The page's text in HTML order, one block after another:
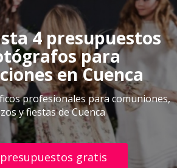
4 presupuestos
para
en Cuenca
profesionales para comuniones,
y fiestas de Cuenca
gratis